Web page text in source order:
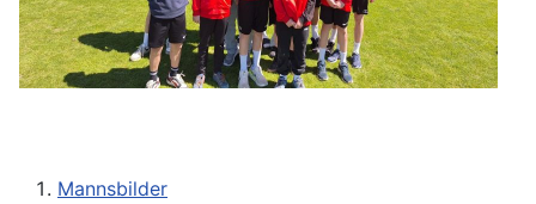
Mannsbilder